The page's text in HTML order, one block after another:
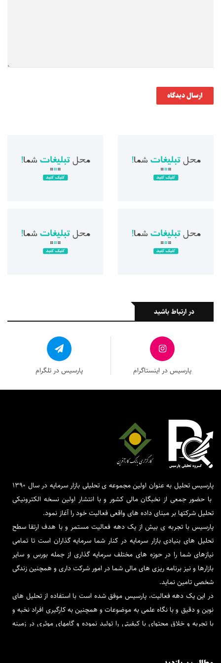
ارسال دیدگاه
در ارتباط باشید
پارسیس در اینستاگرام پارسیس در تلگرام
پارسیس تحلیل به عنوان اولین مجموعه ی تحلیلی بازار سرمایه در سال 1390
با حضور جمعی از نخبگان مالی کشور و با انتشار اولین نسخه الکترونیکی
تحلیل شرکتها بر مبنای داده های واقعی فعالیت خود را آغاز نمود.
پارسیس با تجربه ی بیش از یک دهه فعالیت مستمر و با هدف ارتقا سطح
تحلیل های بنیادی بازار سرمایه در کنار شما سرمایه گذاران است تا تمامی
نیازهای شما را در حوزه های مختلف سرمایه گذاری از جمله بورس و سایر
بازارها و نیز برنامه ریزی های مالی شما در امور شرکت داری و همچنین زندگی
شخصی تامین نماید.
در این یک دهه فعالیت، پارسیس موفق شده است با استفاده از تحلیل های
نوین و دقیق و با نگاه علمی به موضوعات و همچنین به کارگیری افراد نخبه و
با تجربه و خلاق محتوای با کیفیتی را تولید نموده و گامهای موثری در زمینه